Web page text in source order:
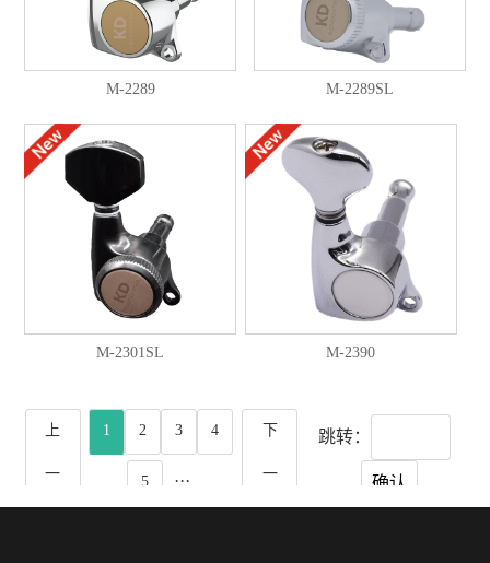
M-2289 M-2289SL
M-2301SL M-2390
上
一
1 2 3 4
5 ···
下
一
跳转：
确认